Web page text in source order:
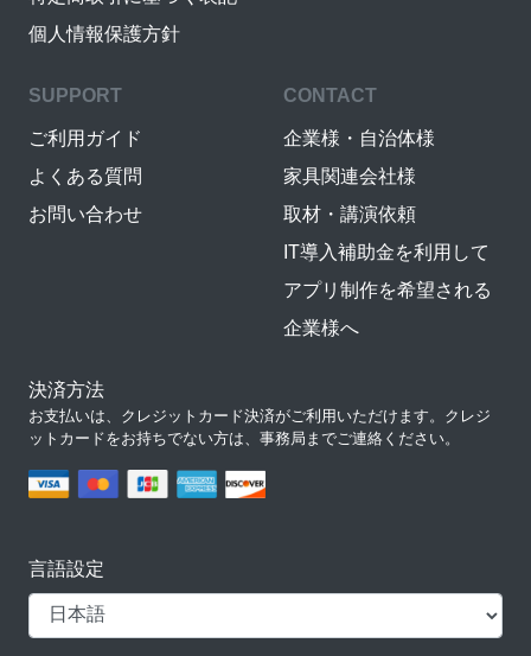
個人情報保護方針
SUPPORT
ご利用ガイド
よくある質問
お問い合わせ
CONTACT
企業様・自治体様
家具関連会社様
取材・講演依頼
IT導入補助金を利用して
アプリ制作を希望される
企業様へ
決済方法
お支払いは、クレジットカード決済がご利用いただけます。クレジ
ットカードをお持ちでない方は、事務局までご連絡ください。
言語設定